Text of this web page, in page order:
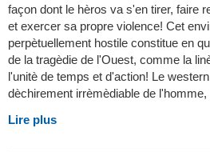
façon dont le hèros va s'en tirer, faire
et exercer sa propre violence! Cet
perpètuellement hostile constitue en
de la tragèdie de l'Ouest, comme la
l'unitè de temps et d'action! Le
dèchirement irrèmèdiable de
Lire plus